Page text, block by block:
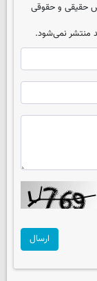
حقیقی و حقوقی
منتشر نمی‌شود.
ارسال